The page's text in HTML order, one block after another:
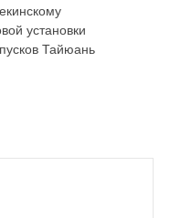
установки
Тайюань